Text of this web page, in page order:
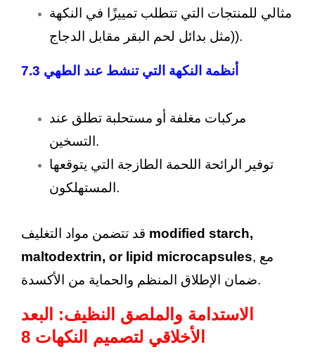
مثالي للمنتجات التي تتطلب تمييزًا في النكهة
(مثل بدائل لحم البقر مقابل الدجاج).
أنظمة النكهة التي تنشط عند الطهي 7.3
مركبات مغلفة أو مستحلبة تطلق عند
التسخين.
توفير الرائحة اللحمة الطازجة التي يتوقعها
المستهلكون.
modified starch,
maltodextrin, or lipid microcapsules, مع
ضمان الإطلاق المنظم والحماية من الأكسدة.
الاستدامة والملصق النظيف: البعد
الأخلاقي لتصميم النكهات 8